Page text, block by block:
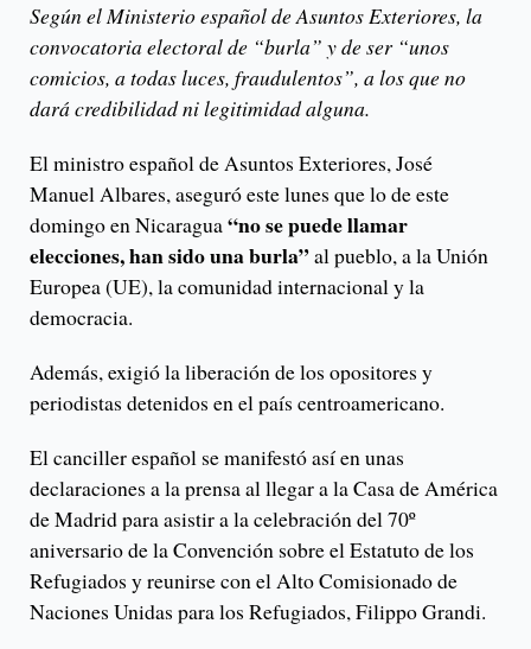
Según el Ministerio español de Asuntos Exteriores, la
convocatoria electoral de “burla” y de ser “unos
comicios, a todas luces, fraudulentos”, a los que no
dará credibilidad ni legitimidad alguna.
El ministro español de Asuntos Exteriores, José
Manuel Albares, aseguró este lunes que lo de este
domingo en Nicaragua“no se puede llamar
elecciones, han sido una burla”al pueblo, a la Unión
Europea (UE), la comunidad internacional y la
democracia.
Además, exigió la liberación de los opositores y
periodistas detenidos en el país centroamericano.
El canciller español se manifestó así en unas
declaraciones a la prensa al llegar a la Casa de América
de Madrid para asistir a la celebración del 70º
aniversario de la Convención sobre el Estatuto de los
Refugiados y reunirse con el Alto Comisionado de
Naciones Unidas para los Refugiados, Filippo Grandi.